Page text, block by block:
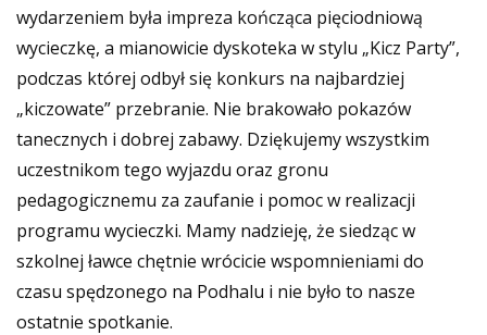
wydarzeniem była impreza kończąca pięciodniową
wycieczkę, a mianowicie dyskoteka w stylu „Kicz Party”,
podczas której odbył się konkurs na najbardziej
„kiczowate” przebranie. Nie brakowało pokazów
tanecznych i dobrej zabawy. Dziękujemy wszystkim
uczestnikom tego wyjazdu oraz gronu
pedagogicznemu za zaufanie i pomoc w realizacji
programu wycieczki. Mamy nadzieję, że siedząc w
szkolnej ławce chętnie wrócicie wspomnieniami do
czasu spędzonego na Podhalu i nie było to nasze
ostatnie spotkanie.